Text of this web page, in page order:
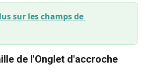
sur les champs de
de l'Onglet d'accroche